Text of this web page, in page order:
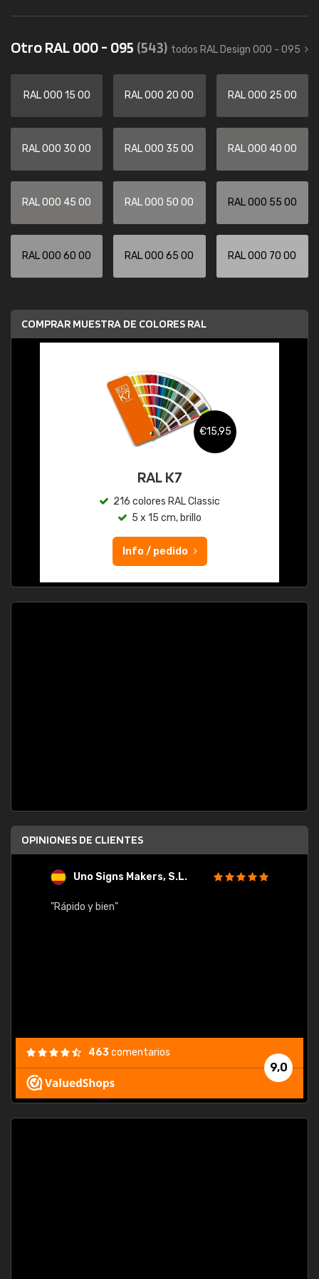
Otro RAL 000 - 095 (543) todos RAL Design 000 - 095
RAL 000 15 00 RAL 000 20 00 RAL 000 25 00
RAL 000 30 00 RAL 000 35 00 RAL 000 40 00
RAL 000 45 00 RAL 000 50 00 RAL 000 55 00
RAL 000 60 00 RAL 000 65 00 RAL 000 70 00
COMPRAR MUESTRA DE COLORES RAL
€15,95
RAL K7
216 colores RAL Classic
5 x 15 cm, brillo
Info / pedido
OPINIONES DE CLIENTES
Uno Signs Makers, S.L.
"Rápido y bien"
9,0
463comentarios